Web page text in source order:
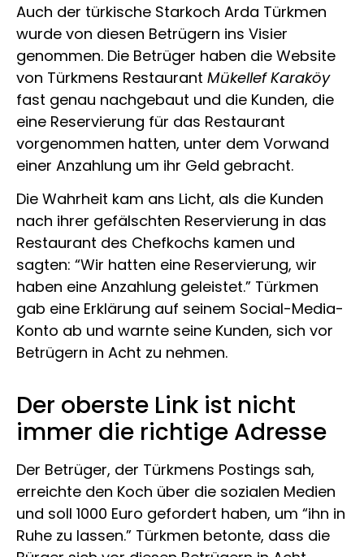
Auch der türkische Starkoch Arda Türkmen
wurde von diesen Betrügern ins Visier
genommen. Die Betrüger haben die Website
von Türkmens Restaurant Mükellef Karaköy
fast genau nachgebaut und die Kunden, die
eine Reservierung für das Restaurant
vorgenommen hatten, unter dem Vorwand
einer Anzahlung um ihr Geld gebracht.
Die Wahrheit kam ans Licht, als die Kunden
nach ihrer gefälschten Reservierung in das
Restaurant des Chefkochs kamen und
sagten: “Wir hatten eine Reservierung, wir
haben eine Anzahlung geleistet.” Türkmen
gab eine Erklärung auf seinem Social-Media-
Konto ab und warnte seine Kunden, sich vor
Betrügern in Acht zu nehmen.
Der oberste Link ist nicht
immer die richtige Adresse
Der Betrüger, der Türkmens Postings sah,
erreichte den Koch über die sozialen Medien
und soll 1000 Euro gefordert haben, um “ihn in
Ruhe zu lassen.” Türkmen betonte, dass die